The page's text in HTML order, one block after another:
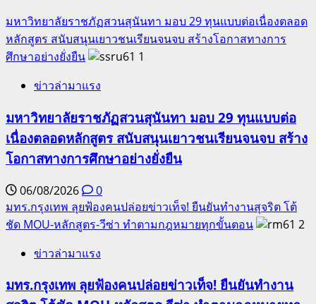
มหาวิทยาลัยราชภัฏสวนสุนันทา มอบ 29 ทุนแบบต่อเนื่องตลอด
หลักสูตร สนับสนุนเยาวชนเรียนจนจบ สร้างโอกาสทางการ
ศึกษาอย่างยั่งยืน
1
ข่าวล่ามาแรง
มหาวิทยาลัยราชภัฏสวนสุนันทา มอบ 29 ทุนแบบต่อ
เนื่องตลอดหลักสูตร สนับสนุนเยาวชนเรียนจนจบ สร้าง
โอกาสทางการศึกษาอย่างยั่งยืน
06/08/2026
0
มทร.กรุงเทพ ลุยฟ้องคนปล่อยข่าวเท็จ! ยืนยันทำงานสุจริต โต้
ชัด MOU-หลักสูตร-วีซ่า ทำตามกฎหมายทุกขั้นตอน
2
ข่าวล่ามาแรง
มทร.กรุงเทพ ลุยฟ้องคนปล่อยข่าวเท็จ! ยืนยันทำงาน